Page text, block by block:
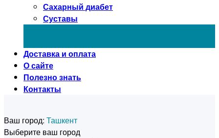
Сахарный диабет
Суставы
Доставка и оплата
О сайте
Полезно знать
Контакты
Ваш город: Ташкент
Выберите ваш город